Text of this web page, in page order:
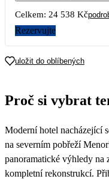
12 13
19 20
Celkem: 24 538 Kč
Rezervujte
uložit do oblíbených
Proč si vybrat
Moderní hotel nacházející
na severním pobřeží
panoramatické výhledy na
kompletní rekonstrukcí.